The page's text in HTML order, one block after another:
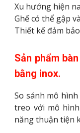
Xu hướng hiện
Ghế có thể gập
Thiết kế đảm
Sản phẩm
bằng inox.
So sánh mô hình
treo với mô
năng thuận tiện